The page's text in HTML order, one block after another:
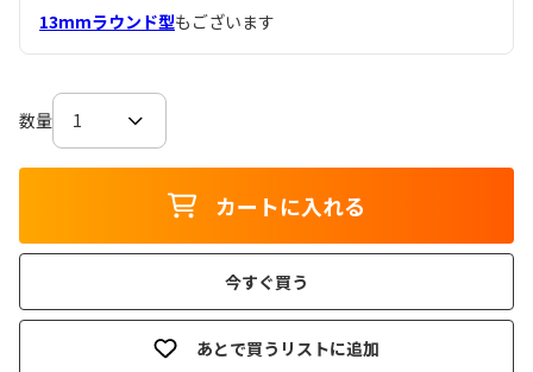
13mmラウンド型もございます
数量
カートに入れる
今すぐ買う
あとで買うリストに追加